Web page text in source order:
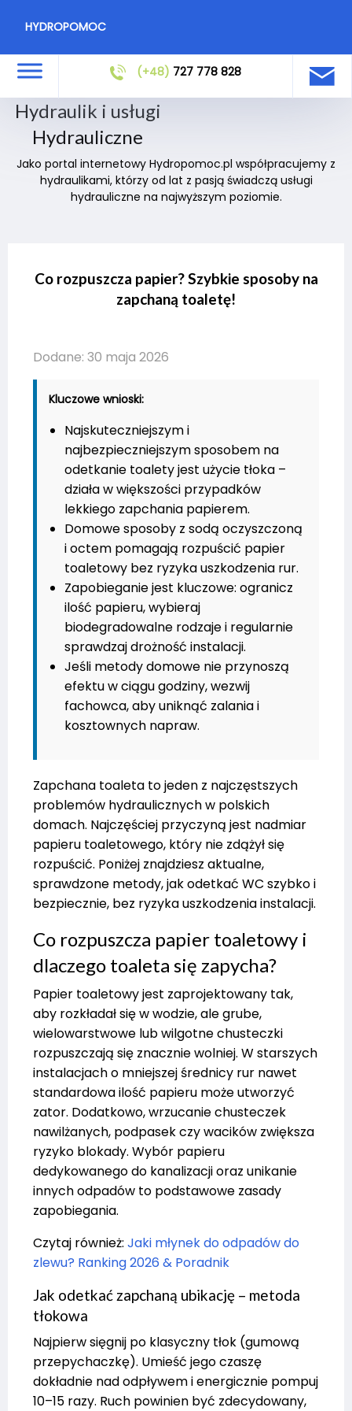
HYDROPOMOC
(+48) 727 778 828
Hydraulik i usługi
Hydrauliczne
Jako portal internetowy Hydropomoc.pl współpracujemy z
hydraulikami, którzy od lat z pasją świadczą usługi
hydrauliczne na najwyższym poziomie.
Co rozpuszcza papier? Szybkie sposoby na
zapchaną toaletę!
Dodane: 30 maja 2026
Kluczowe wnioski:
Najskuteczniejszym i
najbezpieczniejszym sposobem na
odetkanie toalety jest użycie tłoka –
działa w większości przypadków
lekkiego zapchania papierem.
Domowe sposoby z sodą oczyszczoną
i octem pomagają rozpuścić papier
toaletowy bez ryzyka uszkodzenia rur.
Zapobieganie jest kluczowe: ogranicz
ilość papieru, wybieraj
biodegradowalne rodzaje i regularnie
sprawdzaj drożność instalacji.
Jeśli metody domowe nie przynoszą
efektu w ciągu godziny, wezwij
fachowca, aby uniknąć zalania i
kosztownych napraw.
Zapchana toaleta to jeden z najczęstszych
problemów hydraulicznych w polskich
domach. Najczęściej przyczyną jest nadmiar
papieru toaletowego, który nie zdążył się
rozpuścić. Poniżej znajdziesz aktualne,
sprawdzone metody, jak odetkać WC szybko i
bezpiecznie, bez ryzyka uszkodzenia instalacji.
Co rozpuszcza papier toaletowy i
dlaczego toaleta się zapycha?
Papier toaletowy jest zaprojektowany tak,
aby rozkładał się w wodzie, ale grube,
wielowarstwowe lub wilgotne chusteczki
rozpuszczają się znacznie wolniej. W starszych
instalacjach o mniejszej średnicy rur nawet
standardowa ilość papieru może utworzyć
zator. Dodatkowo, wrzucanie chusteczek
nawilżanych, podpasek czy wacików zwiększa
ryzyko blokady. Wybór papieru
dedykowanego do kanalizacji oraz unikanie
innych odpadów to podstawowe zasady
zapobiegania.
Czytaj również: Jaki młynek do odpadów do
zlewu? Ranking 2026 & Poradnik
Jak odetkać zapchaną ubikację – metoda
tłokowa
Najpierw sięgnij po klasyczny tłok (gumową
przepychaczkę). Umieść jego czaszę
dokładnie nad odpływem i energicznie pompuj
10–15 razy. Ruch powinien być zdecydowany,